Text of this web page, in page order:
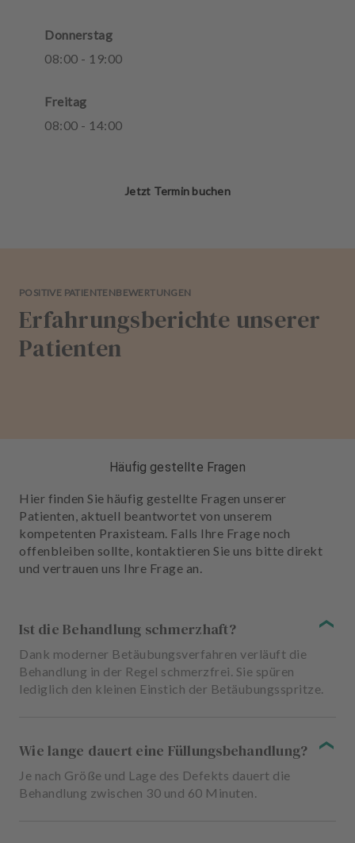
Donnerstag
08:00 - 19:00
Freitag
08:00 - 14:00
Jetzt Termin buchen
POSITIVE PATIENTENBEWERTUNGEN
Erfahrungsberichte unserer
Patienten
Häufig gestellte Fragen
Hier finden Sie häufig gestellte Fragen unserer
Patienten, aktuell beantwortet von unserem
kompetenten Praxisteam. Falls Ihre Frage noch
offenbleiben sollte, kontaktieren Sie uns bitte direkt
und vertrauen uns Ihre Frage an.
Ist die Behandlung schmerzhaft?
Dank moderner Betäubungsverfahren verläuft die
Behandlung in der Regel schmerzfrei. Sie spüren
lediglich den kleinen Einstich der Betäubungsspritze.
Wie lange dauert eine Füllungsbehandlung?
Je nach Größe und Lage des Defekts dauert die
Behandlung zwischen 30 und 60 Minuten.